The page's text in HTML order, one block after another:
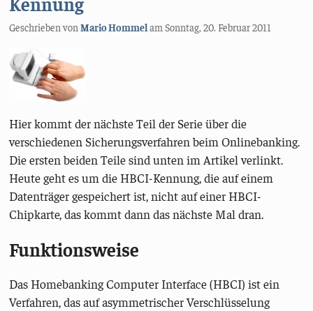
Geschrieben vonMario HommelamSonntag, 20. Februar 2011
Hier kommt der nächste Teil der Serie über die
verschiedenen Sicherungsverfahren beim Onlinebanking.
Die ersten beiden Teile sind unten im Artikel verlinkt.
Heute geht es um die HBCI-Kennung, die auf einem
Datenträger gespeichert ist, nicht auf einer HBCI-
Chipkarte, das kommt dann das nächste Mal dran.
Funktionsweise
Das Homebanking Computer Interface (HBCI) ist ein
Verfahren, das auf asymmetrischer Verschlüsselung